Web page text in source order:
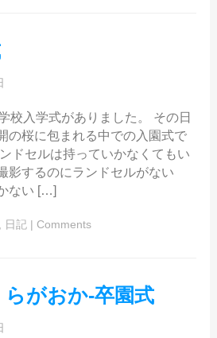
校入学式がありました。 その日
の桜に包まれる中での入園式で
ドセルは持っていかなくてもい
影するのにランドセルがない
ない […]
日記 | Comments
がおか-卒園式